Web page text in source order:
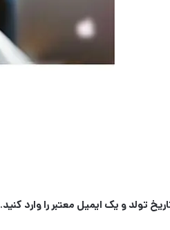
تولد و یک ایمیل معتبر را وارد کنید.